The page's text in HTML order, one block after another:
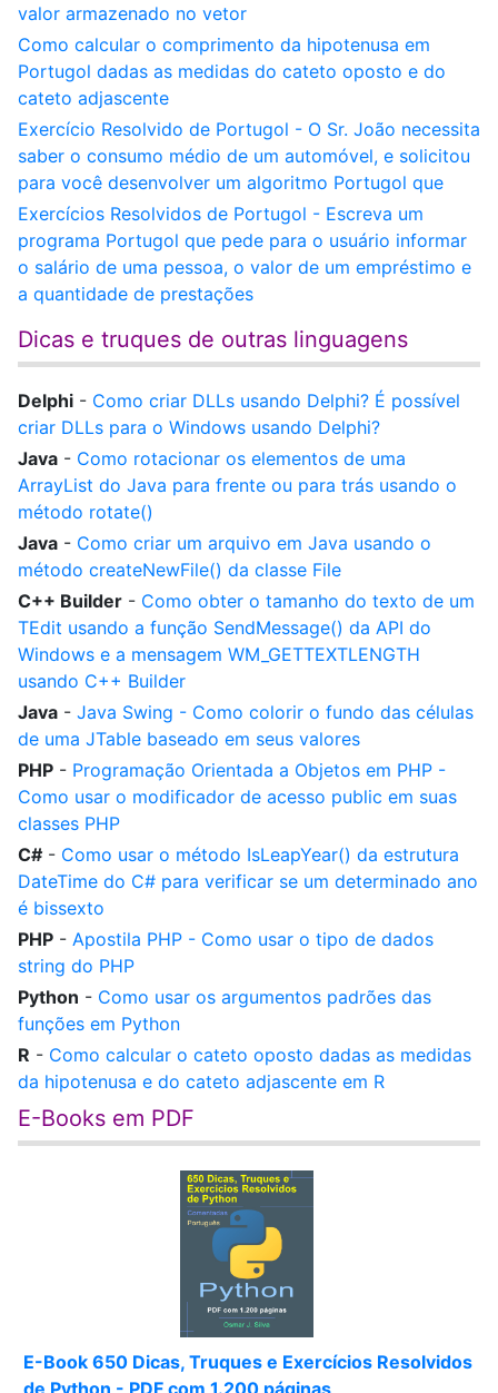
valor armazenado no vetor
Como calcular o comprimento da hipotenusa em
Portugol dadas as medidas do cateto oposto e do
cateto adjascente
Exercício Resolvido de Portugol - O Sr. João necessita
saber o consumo médio de um automóvel, e solicitou
para você desenvolver um algoritmo Portugol que
Exercícios Resolvidos de Portugol - Escreva um
programa Portugol que pede para o usuário informar
o salário de uma pessoa, o valor de um empréstimo e
a quantidade de prestações
Dicas e truques de outras linguagens
Delphi - Como criar DLLs usando Delphi? É possível
criar DLLs para o Windows usando Delphi?
Java - Como rotacionar os elementos de uma
ArrayList do Java para frente ou para trás usando o
método rotate()
Java - Como criar um arquivo em Java usando o
método createNewFile() da classe File
C++ Builder - Como obter o tamanho do texto de um
TEdit usando a função SendMessage() da API do
Windows e a mensagem WM_GETTEXTLENGTH
usando C++ Builder
Java - Java Swing - Como colorir o fundo das células
de uma JTable baseado em seus valores
PHP - Programação Orientada a Objetos em PHP -
Como usar o modificador de acesso public em suas
classes PHP
C# - Como usar o método IsLeapYear() da estrutura
DateTime do C# para verificar se um determinado ano
é bissexto
PHP - Apostila PHP - Como usar o tipo de dados
string do PHP
Python - Como usar os argumentos padrões das
funções em Python
R - Como calcular o cateto oposto dadas as medidas
da hipotenusa e do cateto adjascente em R
E-Books em PDF
E-Book 650 Dicas, Truques e Exercícios Resolvidos
de Python - PDF com 1.200 páginas